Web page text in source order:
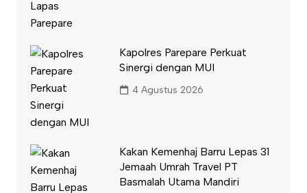
Kapolres Parepare Perkuat
Sinergi dengan MUI
4 Agustus 2026
Kakan Kemenhaj Barru Lepas 31
Jemaah Umrah Travel PT
Basmalah Utama Mandiri